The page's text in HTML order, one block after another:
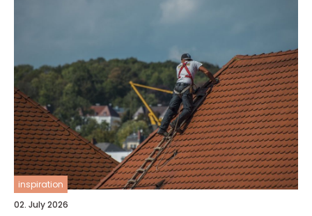
inspiration
02. July 2026